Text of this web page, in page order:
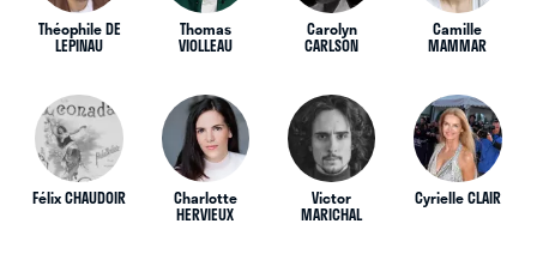
Théophile DE
LEPINAU
Thomas
VIOLLEAU
Carolyn
CARLSON
Camille
MAMMAR
Félix CHAUDOIR Charlotte
HERVIEUX
Victor
MARICHAL
Cyrielle CLAIR